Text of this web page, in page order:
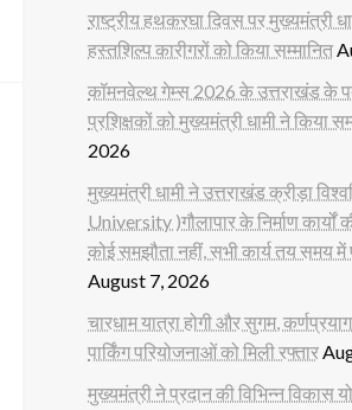
राष्ट्रीय हथकरघा दिवस पर मुख्यमंत्री
हस्तशिल्प कारीगरों को किया सम्मानित
कॉमनवेल्थ गेम्स 2026 के उत्तराखंड के
प्रशिक्षकों को मुख्यमंत्री धामी ने किया
2026
मुख्यमंत्री धामी ने उत्तराखंड क्रीड़ा
University )गौलापार के निर्माण कार्यों
कोई समझौता नहीं, सभी कार्य तय समय में
August 7, 2026
चारधाम यात्रा होगी और सुगम,
पार्किंग परियोजनाओं को मिली रफ्तार
मुख्यमंत्री ने प्रदान की विभिन्न विकास